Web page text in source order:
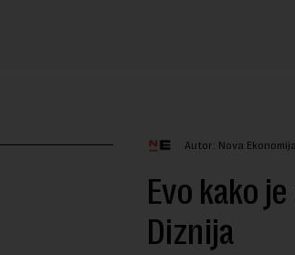
Autor: Nova Ekonomija
Evo kako
Diznija